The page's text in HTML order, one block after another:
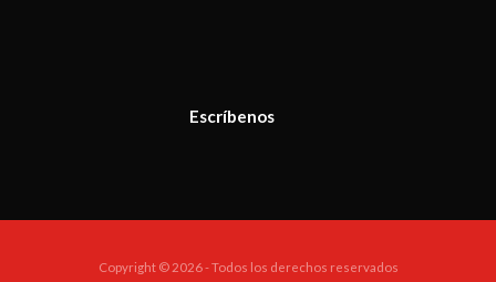
Escríbenos
Copyright © 2026 - Todos los derechos reservados